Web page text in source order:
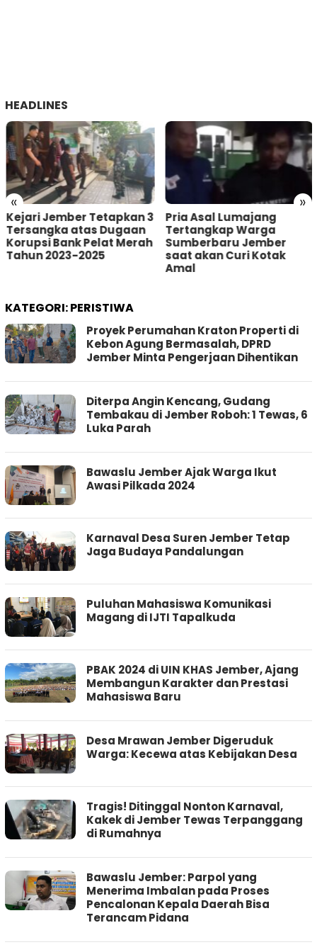
HEADLINES
« »
Kejari Jember Tetapkan 3
Tersangka atas Dugaan
Korupsi Bank Pelat Merah
Tahun 2023-2025
Pria Asal Lumajang
Tertangkap Warga
Sumberbaru Jember
saat akan Curi Kotak
Amal
KATEGORI:PERISTIWA
Proyek Perumahan Kraton Properti di
Kebon Agung Bermasalah, DPRD
Jember Minta Pengerjaan Dihentikan
Diterpa Angin Kencang, Gudang
Tembakau di Jember Roboh: 1 Tewas, 6
Luka Parah
Bawaslu Jember Ajak Warga Ikut
Awasi Pilkada 2024
Karnaval Desa Suren Jember Tetap
Jaga Budaya Pandalungan
Puluhan Mahasiswa Komunikasi
Magang di IJTI Tapalkuda
PBAK 2024 di UIN KHAS Jember, Ajang
Membangun Karakter dan Prestasi
Mahasiswa Baru
Desa Mrawan Jember Digeruduk
Warga: Kecewa atas Kebijakan Desa
Tragis! Ditinggal Nonton Karnaval,
Kakek di Jember Tewas Terpanggang
di Rumahnya
Bawaslu Jember: Parpol yang
Menerima Imbalan pada Proses
Pencalonan Kepala Daerah Bisa
Terancam Pidana